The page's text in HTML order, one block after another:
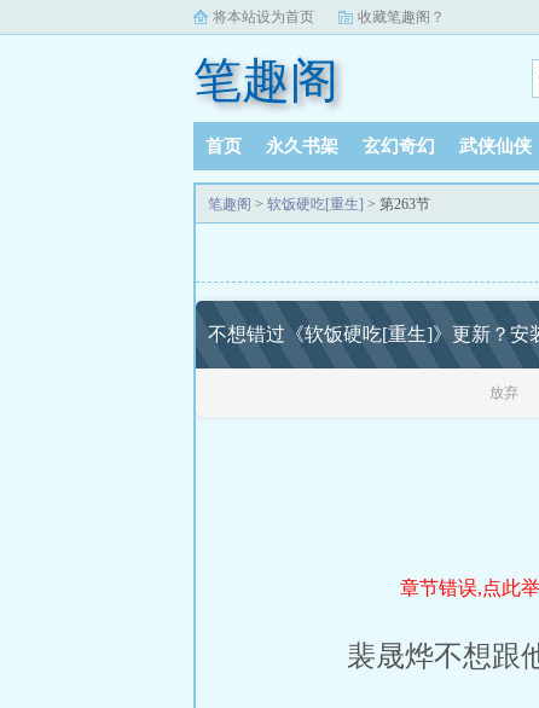
将本站设为首页 收藏笔趣阁？
笔趣阁
首页 永久书架 玄幻奇幻 武侠仙侠
笔趣阁 > 软饭硬吃[重生] > 第263节
不想错过《软饭硬吃[重生]》更新？安
放弃
章节错误,点此
裴晟烨不想跟